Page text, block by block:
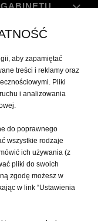
aby zapamiętać
treści i reklamy oraz
Pliki
i analizowania
do poprawnego
wszystkie rodzaje
ich używania (z
pliki do swoich
zgodę możesz w
w link “Ustawienia